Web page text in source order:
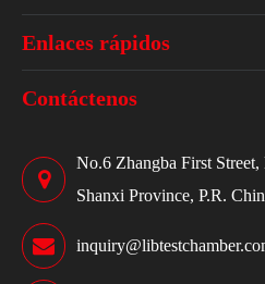
Enlaces rápidos
Contáctenos
No.6 Zhangba First
Shanxi Province, P.R.